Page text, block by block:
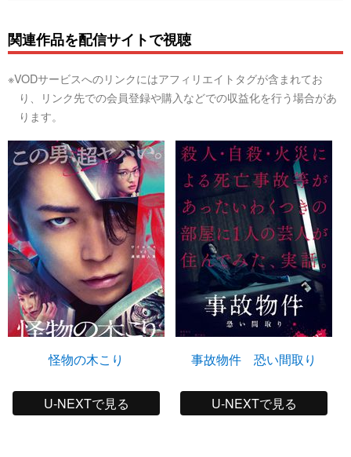
関連作品を配信サイトで視聴
※VODサービスへのリンクにはアフィリエイトタグが含まれてお
り、リンク先での会員登録や購入などでの収益化を行う場合があ
ります。
怪物の木こり
U-NEXTで見る
事故物件 恐い間取り
U-NEXTで見る